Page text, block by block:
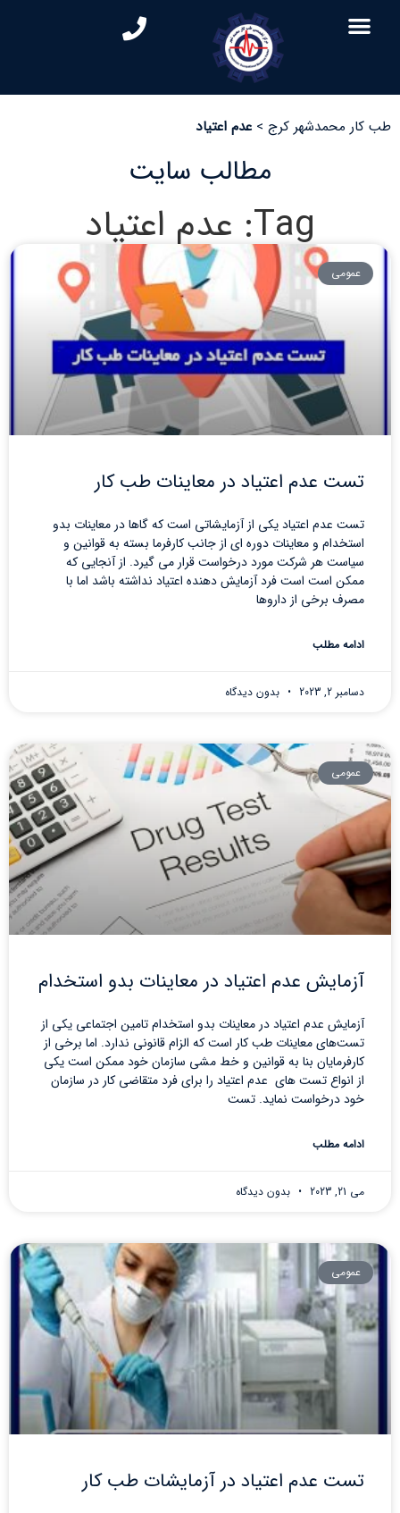
طب کار محمدشهر کرج > عدم اعتیاد
مطالب سایت
Tag: عدم اعتیاد
عمومی
تست عدم اعتیاد در معاینات طب کار
تست عدم اعتیاد یکی از آزمایشاتی است که گاها در معاینات بدو
استخدام و معاینات دوره ای از جانب کارفرما بسته به قوانین و
سیاست هر شرکت مورد درخواست قرار می گیرد. از آنجایی که
ممکن است است فرد آزمایش دهنده اعتیاد نداشته باشد اما با
مصرف برخی از داروها
ادامه مطلب
دسامبر 2, 2023 بدون دیدگاه
عمومی
آزمایش عدم اعتیاد در معاینات بدو استخدام
آزمایش عدم اعتیاد در معاینات بدو استخدام تامین اجتماعی یکی از
تست‌های معاینات طب کار است که الزام قانونی ندارد. اما برخی از
کارفرمایان بنا به قوانین و خط مشی سازمان خود ممکن است یکی
از انواع تست های عدم اعتیاد را برای فرد متقاضی کار در سازمان
خود درخواست نماید. تست
ادامه مطلب
می 21, 2023 بدون دیدگاه
عمومی
تست عدم اعتیاد در آزمایشات طب کار